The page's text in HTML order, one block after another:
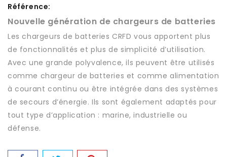
Référence:
Nouvelle génération de chargeurs de batteries
Les chargeurs de batteries CRFD vous apportent plus
de fonctionnalités et plus de simplicité d’utilisation.
Avec une grande polyvalence, ils peuvent être utilisés
comme chargeur de batteries et comme alimentation
à courant continu ou être intégrée dans des systèmes
de secours d’énergie. Ils sont également adaptés pour
tout type d’application : marine, industrielle ou
défense.